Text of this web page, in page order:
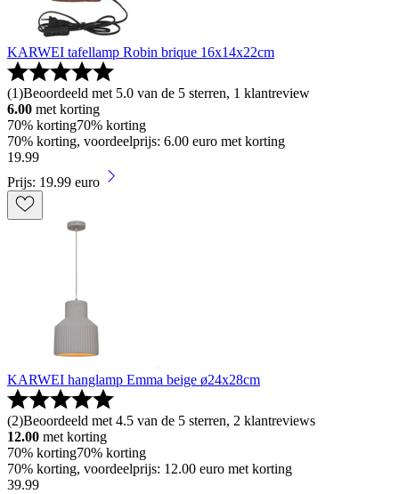
KARWEI tafellamp Robin brique 16x14x22cm
(1)Beoordeeld met 5.0 van de 5 sterren, 1 klantreview
6.00 met korting
70% korting70% korting
70% korting, voordeelprijs: 6.00 euro met korting
19.99
Prijs: 19.99 euro
KARWEI hanglamp Emma beige ø24x28cm
(2)Beoordeeld met 4.5 van de 5 sterren, 2 klantreviews
12.00 met korting
70% korting70% korting
70% korting, voordeelprijs: 12.00 euro met korting
39.99